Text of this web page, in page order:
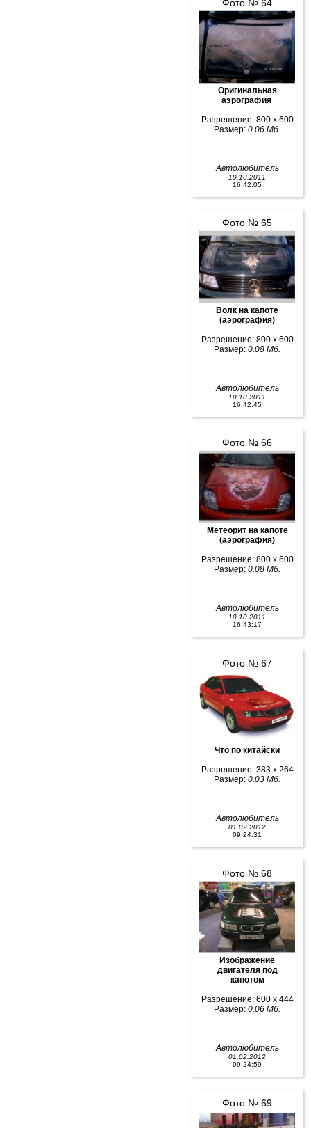
Фото № 64
Оригинальная
аэрография
Разрешение: 800 x 600
Размер: 0.06 Мб.
Автолюбитель
10.10.2011
16:42:05
Фото № 65
Волк на капоте
(аэрография)
Разрешение: 800 x 600
Размер: 0.08 Мб.
Автолюбитель
10.10.2011
16:42:45
Фото № 66
Метеорит на капоте
(аэрография)
Разрешение: 800 x 600
Размер: 0.08 Мб.
Автолюбитель
10.10.2011
16:43:17
Фото № 67
Что по китайски
Разрешение: 383 x 264
Размер: 0.03 Мб.
Автолюбитель
01.02.2012
09:24:31
Фото № 68
Изображение
двигателя под
капотом
Разрешение: 600 x 444
Размер: 0.06 Мб.
Автолюбитель
01.02.2012
09:24:59
Фото № 69